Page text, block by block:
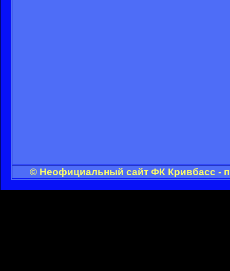
© Неофициальный сайт ФК Кривбасс -